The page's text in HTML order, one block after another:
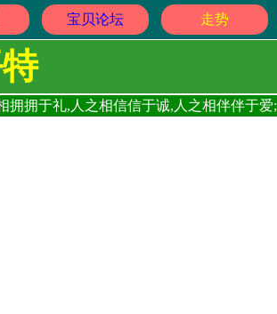
宝贝论坛 走势
拥拥于礼,人之相信信于诚,人之相伴伴于爱;